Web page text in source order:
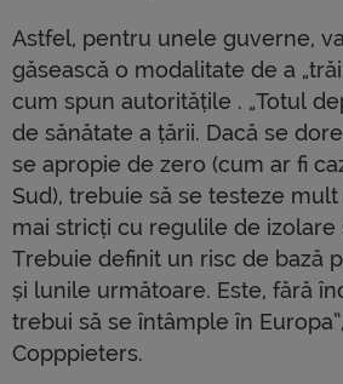
Astfel, pentru unele guverne,
găsească o modalitate de a
cum spun autoritățile . „Totul
de sănătate a țării. Dacă se
se apropie de zero (cum ar fi
Sud), trebuie să se testeze
mai stricți cu regulile de izolare
Trebuie definit un risc de bază
și lunile următoare. Este, fără
trebui să se întâmple în
Copppieters.